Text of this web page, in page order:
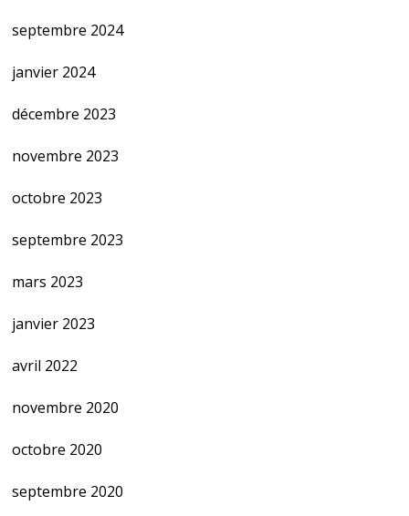
septembre 2024
janvier 2024
décembre 2023
novembre 2023
octobre 2023
septembre 2023
mars 2023
janvier 2023
avril 2022
novembre 2020
octobre 2020
septembre 2020